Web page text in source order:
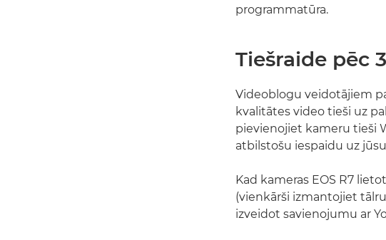
programmatūra.
Tiešraide pēc
Videoblogu veidotājiem
kvalitātes video tieši uz
pievienojiet kameru tieši
atbilstošu iespaidu uz
Kad kameras EOS R7
(vienkārši izmantojiet
izveidot savienojumu ar